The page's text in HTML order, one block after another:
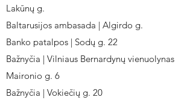
Lakūnų g.
Baltarusijos ambasada | Algirdo g.
Banko patalpos | Sodų g. 22
Bažnyčia | Vilniaus Bernardynų vienuolynas
Maironio g. 6
Bažnyčia | Vokiečių g. 20